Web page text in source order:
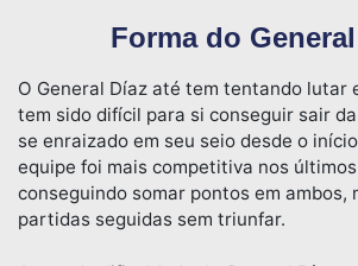
Forma do
O General Díaz até tem tentando lutar
tem sido difícil para si conseguir sair
se enraizado em seu seio desde o
equipe foi mais competitiva nos
conseguindo somar pontos em ambos,
partidas seguidas sem triunfar.